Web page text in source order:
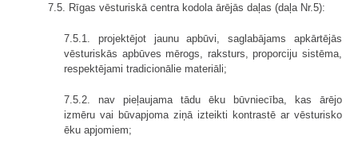
7.5. Rīgas vēsturiskā centra kodola ārējās daļas (daļa Nr.5):
7.5.1. projektējot jaunu apbūvi, saglabājams apkārtējās
vēsturiskās apbūves mērogs, raksturs, proporciju sistēma,
respektējami tradicionālie materiāli;
7.5.2. nav pieļaujama tādu ēku būvniecība, kas ārējo
izmēru vai būvapjoma ziņā izteikti kontrastē ar vēsturisko
ēku apjomiem;